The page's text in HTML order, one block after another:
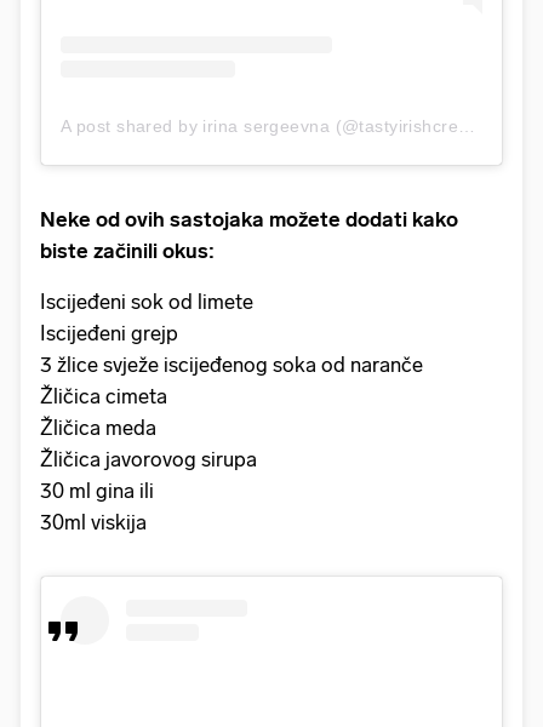
Neke od ovih sastojaka možete dodati kako
biste začinili okus:
Iscijeđeni sok od limete
Iscijeđeni grejp
3 žlice svježe iscijeđenog soka od naranče
Žličica cimeta
Žličica meda
Žličica javorovog sirupa
30 ml gina ili
30ml viskija